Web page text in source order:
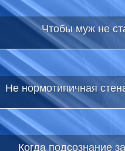
Чтобы муж не
Не нормотипичная
Когда подсознание